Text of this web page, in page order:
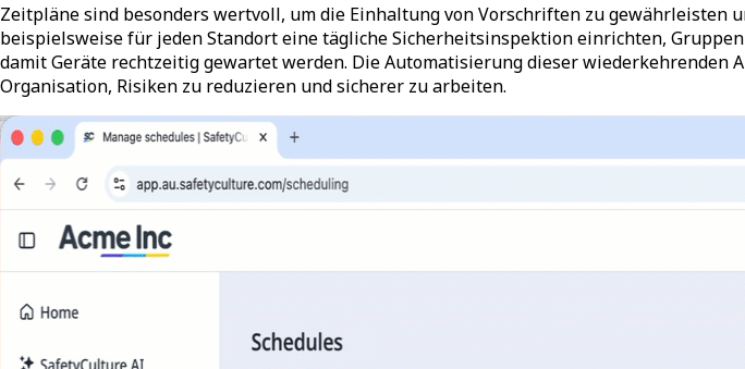
Zeitpläne sind besonders wertvoll, um die Einhaltung von Vorschriften zu
beispielsweise für jeden Standort eine tägliche Sicherheitsinspektion einrichten,
damit Geräte rechtzeitig gewartet werden. Die Automatisierung dieser
Organisation, Risiken zu reduzieren und sicherer zu arbeiten.